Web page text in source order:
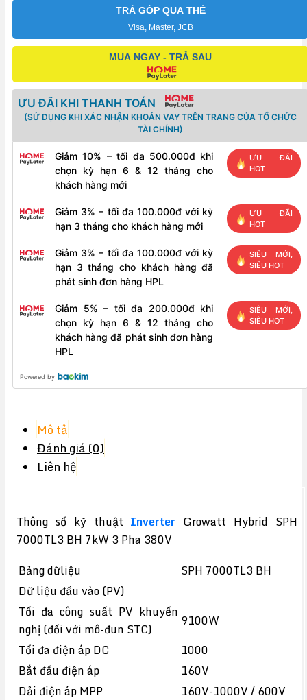
3
380V
số
lượng
TRẢ GÓP QUA THẺ
Visa, Master, JCB
MUA NGAY - TRẢ SAU
ƯU ĐÃI KHI THANH TOÁN
(SỬ DỤNG KHI XÁC NHẬN KHOẢN VAY TRÊN TRANG CỦA TỔ CHỨC
TÀI CHÍNH)
Giảm 10% – tối đa 500.000đ khi
chọn kỳ hạn 6 & 12 tháng cho
khách hàng mới
ƯU ĐÃI
HOT
Giảm 3% – tối đa 100.000đ với kỳ
hạn 3 tháng cho khách hàng mới
ƯU ĐÃI
HOT
Giảm 3% – tối đa 100.000đ với kỳ
hạn 3 tháng cho khách hàng đã
phát sinh đơn hàng HPL
SIÊU MỚI,
SIÊU HOT
Giảm 5% – tối đa 200.000đ khi
chọn kỳ hạn 6 & 12 tháng cho
khách hàng đã phát sinh đơn hàng
HPL
SIÊU MỚI,
SIÊU HOT
Powered by
Mô tả
Đánh giá (0)
Liên hệ
Thông số kỹ thuậtInverterGrowatt Hybrid SPH
7000TL3 BH 7kW 3 Pha 380V
Bảng dữliệu
SPH 7000TL3 BH
Dữ liệu đầu vào (PV)
Tối đa công suất PV khuyến
nghị (đối với mô-đun STC)
9100W
Tối đa điện áp DC
1000
Bắt đầu điện áp
160V
Dải điện áp MPP
160V-1000V / 600V